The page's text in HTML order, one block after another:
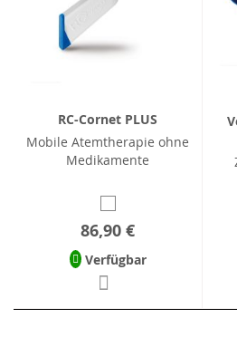
RC-Cornet PLUS
Mobile Atemtherapie ohne
Medikamente
86,90 €
Verfügbar